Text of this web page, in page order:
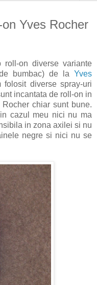
Yves Rocher
on diverse variante
bumbac) de la Yves
diverse spray-uri
incantata de roll-on in
chiar sunt bune.
cazul meu nici nu ma
in zona axilei si nu
negre si nici nu se